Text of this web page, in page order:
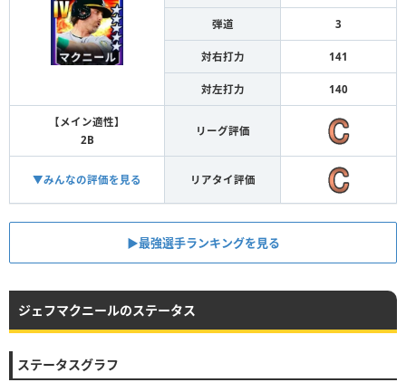
弾道 3
対右打力 141
対左打力 140
【メイン適性】
2B
リーグ評価
▼みんなの評価を見る リアタイ評価
▶︎最強選手ランキングを見る
ジェフマクニールのステータス
ステータスグラフ